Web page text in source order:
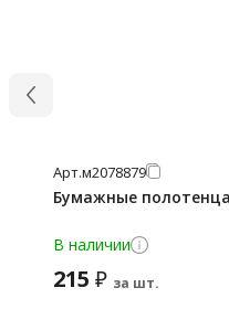
Арт.м2078879
Бумажные
В наличии
215 ₽ за шт.